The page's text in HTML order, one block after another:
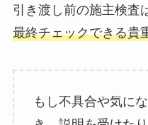
引き渡し前の施主検査
最終チェックできる貴
もし不具合や気に